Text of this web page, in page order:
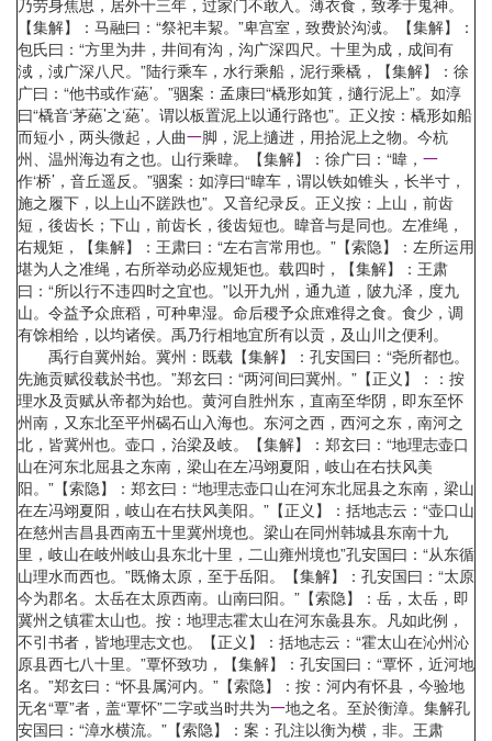
乃劳身焦思，居外十三年，过家门不敢入。薄衣食，致孝于鬼神。
【集解】：马融曰：“祭祀丰絜。”卑宫室，致费於沟淢。【集解】：
包氏曰：“方里为井，井间有沟，沟广深四尺。十里为成，成间有
淢，淢广深八尺。”陆行乘车，水行乘船，泥行乘橇，【集解】：徐
广曰：“他书或作‘蕝’。”骃案：孟康曰“橇形如箕，擿行泥上”。如淳
曰“橇音‘茅蕝’之‘蕝’。谓以板置泥上以通行路也”。正义按：橇形如船
而短小，两头微起，人曲一脚，泥上擿进，用拾泥上之物。今杭
州、温州海边有之也。山行乘暐。【集解】：徐广曰：“暐， 一
作‘桥’，音丘遥反。”骃案：如淳曰“暐车，谓以铁如锥头，长半寸，
施之履下，以上山不蹉跌也”。又音纪录反。正义按：上山，前齿
短，後齿长；下山，前齿长，後齿短也。暐音与是同也。左准绳，
右规矩，【集解】：王肃曰：“左右言常用也。”【索隐】：左所运用
堪为人之准绳，右所举动必应规矩也。载四时，【集解】：王肃
曰：“所以行不违四时之宜也。”以开九州，通九道，陂九泽，度九
山。令益予众庶稻，可种卑湿。命后稷予众庶难得之食。食少，调
有馀相给，以均诸侯。禹乃行相地宜所有以贡，及山川之便利。
禹行自冀州始。冀州：既载【集解】：孔安国曰：“尧所都也。
先施贡赋役载於书也。”郑玄曰：“两河间曰冀州。”【正义】：：按
理水及贡赋从帝都为始也。黄河自胜州东，直南至华阴，即东至怀
州南，又东北至平州碣石山入海也。东河之西，西河之东，南河之
北，皆冀州也。壶口，治梁及岐。【集解】：郑玄曰：“地理志壶口
山在河东北屈县之东南，梁山在左冯翊夏阳，岐山在右扶风美
阳。”【索隐】：郑玄曰：“地理志壶口山在河东北屈县之东南，梁山
在左冯翊夏阳，岐山在右扶风美阳。”【正义】：括地志云：“壶口山
在慈州吉昌县西南五十里冀州境也。梁山在同州韩城县东南十九
里，岐山在岐州岐山县东北十里，二山雍州境也”孔安国曰：“从东循
山理水而西也。”既脩太原，至于岳阳。【集解】：孔安国曰：“太原
今为郡名。太岳在太原西南。山南曰阳。”【索隐】：岳，太岳，即
冀州之镇霍太山也。按：地理志霍太山在河东彘县东。凡如此例，
不引书者，皆地理志文也。【正义】：括地志云：“霍太山在沁州沁
原县西七八十里。”覃怀致功，【集解】：孔安国曰：“覃怀，近河地
名。”郑玄曰：“怀县属河内。”【索隐】：按：河内有怀县，今验地
无名“覃”者，盖“覃怀”二字或当时共为一地之名。至於衡漳。集解孔
安国曰：“漳水横流。”【索隐】：案：孔注以衡为横，非。王肃